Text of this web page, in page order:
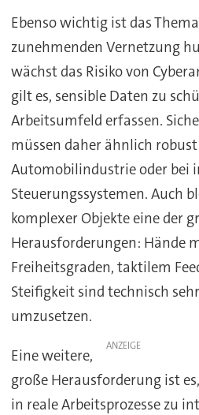
Ebenso wichtig ist das
zunehmenden Vernetzung
wächst das Risiko von
gilt es, sensible Daten zu
Arbeitsumfeld erfassen.
müssen daher ähnlich
Automobilindustrie oder bei
Steuerungssystemen. Auch
komplexer Objekte eine der
Herausforderungen: Hände
Freiheitsgraden, taktilem
Steifigkeit sind technisch
umzusetzen.
ANZEIGE
Eine weitere,
große Herausforderung ist
in reale Arbeitsprozesse zu